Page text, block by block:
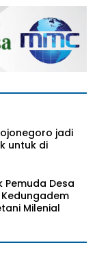
jadi
untuk di
Pemuda Desa
Milenial